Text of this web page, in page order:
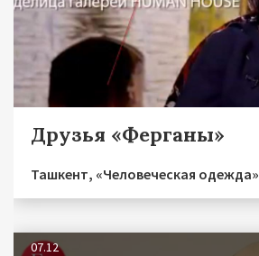
Друзья «Ферганы»
Ташкент, «Человеческая одежда»
07.12